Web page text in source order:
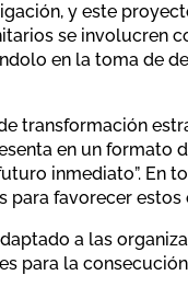
y este
se involucren
en la toma de
transformación
en un formato
inmediato”. En
para favorecer
a las
para la consecución